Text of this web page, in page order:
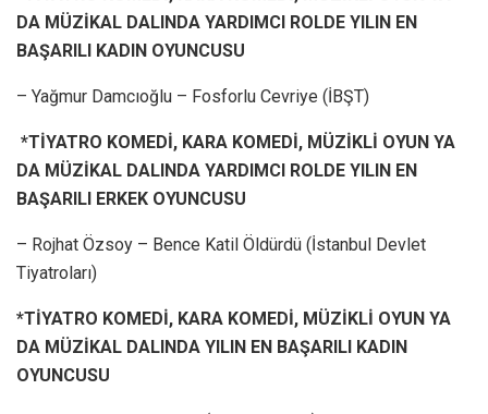
DA MÜZİKAL DALINDA YARDIMCI ROLDE YILIN EN
BAŞARILI KADIN OYUNCUSU
– Yağmur Damcıoğlu – Fosforlu Cevriye (İBŞT)
*TİYATRO KOMEDİ, KARA KOMEDİ, MÜZİKLİ OYUN YA
DA MÜZİKAL DALINDA YARDIMCI ROLDE YILIN EN
BAŞARILI ERKEK OYUNCUSU
– Rojhat Özsoy – Bence Katil Öldürdü (İstanbul Devlet
Tiyatroları)
*TİYATRO KOMEDİ, KARA KOMEDİ, MÜZİKLİ OYUN YA
DA MÜZİKAL DALINDA YILIN EN BAŞARILI KADIN
OYUNCUSU